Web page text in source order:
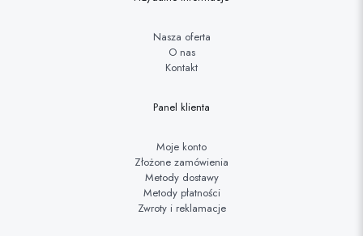
Nasza oferta
O nas
Kontakt
Panel klienta
Moje konto
Złożone zamówienia
Metody dostawy
Metody płatności
Zwroty i reklamacje